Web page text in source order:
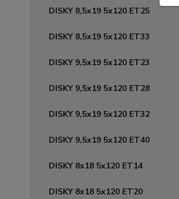
DISKY 8,5x19 5x120 ET25
DISKY 8,5x19 5x120 ET33
DISKY 9,5x19 5x120 ET23
DISKY 9,5x19 5x120 ET28
DISKY 9,5x19 5x120 ET32
DISKY 9,5x19 5x120 ET40
DISKY 8x18 5x120 ET14
DISKY 8x18 5x120 ET20